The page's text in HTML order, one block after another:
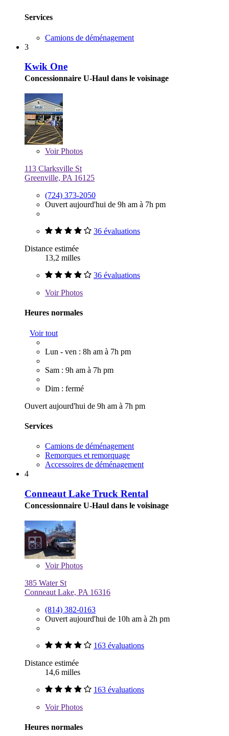
Services
Camions de déménagement
3
Kwik One
Concessionnaire U-Haul dans le voisinage
VoirPhotos
113 Clarksville St
Greenville, PA 16125
(724) 373-2050
Ouvert aujourd'hui de 9h am à 7h pm
36 évaluations
Distance estimée
13,2 milles
36 évaluations
VoirPhotos
Heures normales
Voir tout
Lun - ven : 8h am à 7h pm
Sam : 9h am à 7h pm
Dim : fermé
Ouvert aujourd'hui de 9h am à 7h pm
Services
Camions de déménagement
Remorques et remorquage
Accessoires de déménagement
4
Conneaut Lake Truck Rental
Concessionnaire U-Haul dans le voisinage
VoirPhotos
385 Water St
Conneaut Lake, PA 16316
(814) 382-0163
Ouvert aujourd'hui de 10h am à 2h pm
163 évaluations
Distance estimée
14,6 milles
163 évaluations
VoirPhotos
Heures normales